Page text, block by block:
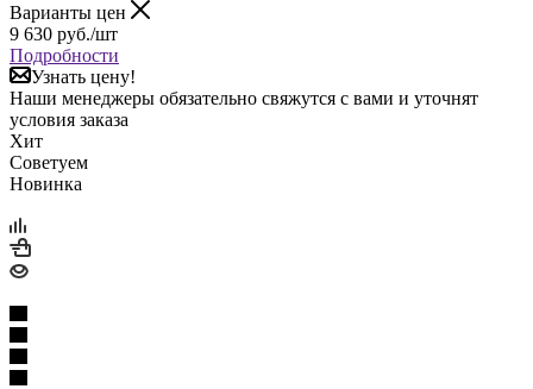
Варианты цен
9 630 руб./шт
Подробности
Узнать цену!
Наши менеджеры обязательно свяжутся с вами и уточнят
условия заказа
Хит
Советуем
Новинка